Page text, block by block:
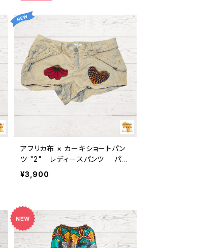
アフリカ布 × カーキショートパン
ツ "2" レディースパンツ パー
ニュ カンガ キテンゲ ギニア フェ
アトレード INUWALIAFRICA
¥3,900